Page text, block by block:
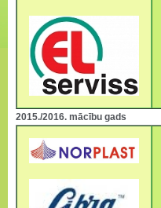
2015./2016. mācību gads